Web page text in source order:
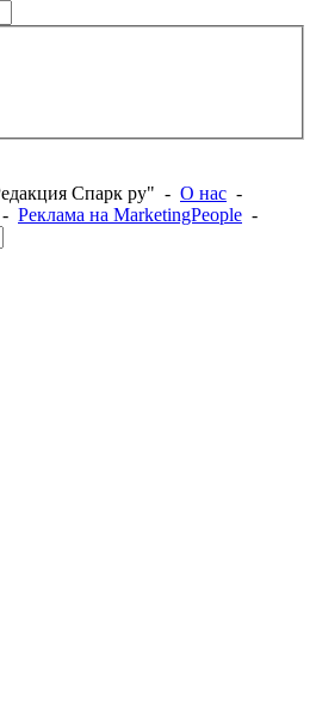
Спарк ру" - О нас -
- Реклама на MarketingPeople -